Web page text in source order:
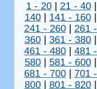
1 - 20| 21 - 40
140| 141 - 160
241 - 260| 261
360| 361 - 380
461 - 480| 481
580| 581 - 600
681 - 700| 701
800| 801 - 820